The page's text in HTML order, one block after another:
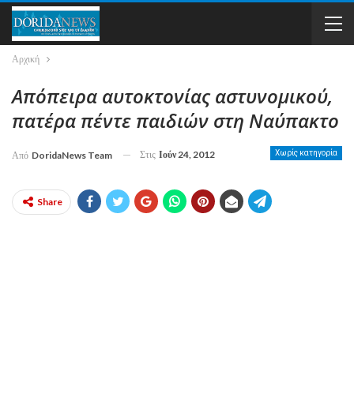
Αρχική
Απόπειρα αυτοκτονίας αστυνομικού,
πατέρα πέντε παιδιών στη Ναύπακτο
Χωρίς κατηγορία
Από DoridaNews Team Στις Ιούν 24, 2012
Share